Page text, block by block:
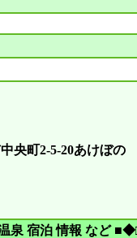
央町2-5-20あけぼの
泉 宿泊 情報 など